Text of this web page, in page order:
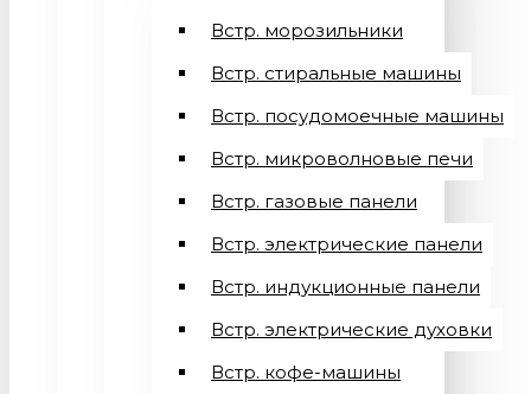
Встр. морозильники
Встр. стиральные машины
Встр. посудомоечные машины
Встр. микроволновые печи
Встр. газовые панели
Встр. электрические панели
Встр. индукционные панели
Встр. электрические духовки
Встр. кофе-машины